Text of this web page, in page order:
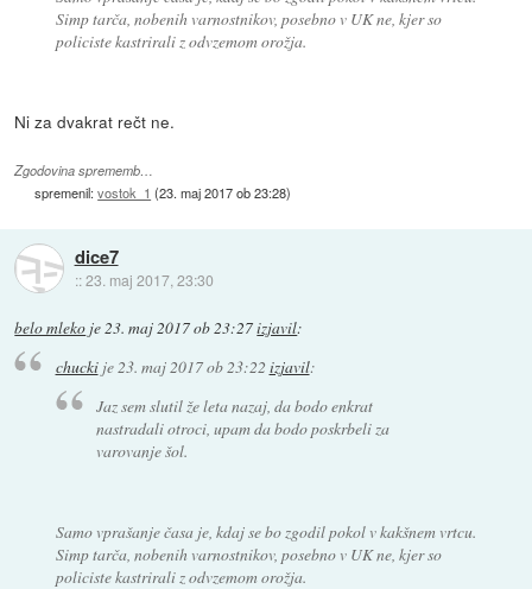
Simp tarča, nobenih varnostnikov, posebno v UK ne, kjer so
policiste kastrirali z odvzemom orožja.
Ni za dvakrat rečt ne.
Zgodovina sprememb…
spremenil:vostok_1 (23. maj 2017 ob 23:28)
dice7
::23. maj 2017, 23:30
belo mleko je 23. maj 2017 ob 23:27izjavil:
chuckije23. maj 2017 ob 23:22 izjavil:
Jaz sem slutil že leta nazaj, da bodo enkrat
nastradali otroci, upam da bodo poskrbeli za
varovanje šol.
Samo vprašanje časa je, kdaj se bo zgodil pokol v kakšnem vrtcu.
Simp tarča, nobenih varnostnikov, posebno v UK ne, kjer so
policiste kastrirali z odvzemom orožja.